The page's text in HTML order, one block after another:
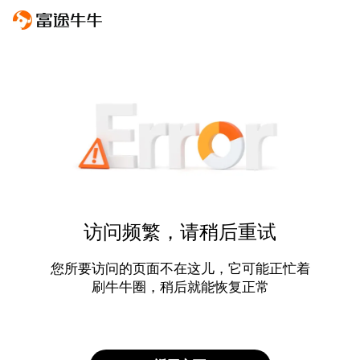
访问频繁，请稍后重试
您所要访问的页面不在这儿，它可能正忙着
刷牛牛圈，稍后就能恢复正常